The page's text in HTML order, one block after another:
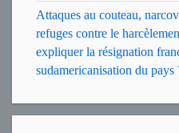
Attaques au couteau,
refuges contre le
expliquer la résignation
sudamericanisation du pays